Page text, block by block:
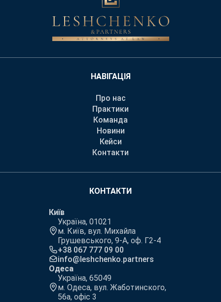
НАВІГАЦІЯ
Про нас
Практики
Команда
Новини
Кейси
Контакти
КОНТАКТИ
Київ
Україна, 01021
м. Київ, вул. Михайла
Грушевського, 9-А, оф. Г2-4
+38 067 777 09 00
info@leshchenko.partners
Одеса
Україна, 65049
м. Одеса, вул. Жаботинского,
56а, офіс 3